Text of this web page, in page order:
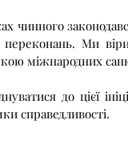
переконань. Ми
міжнародних
справедливості.